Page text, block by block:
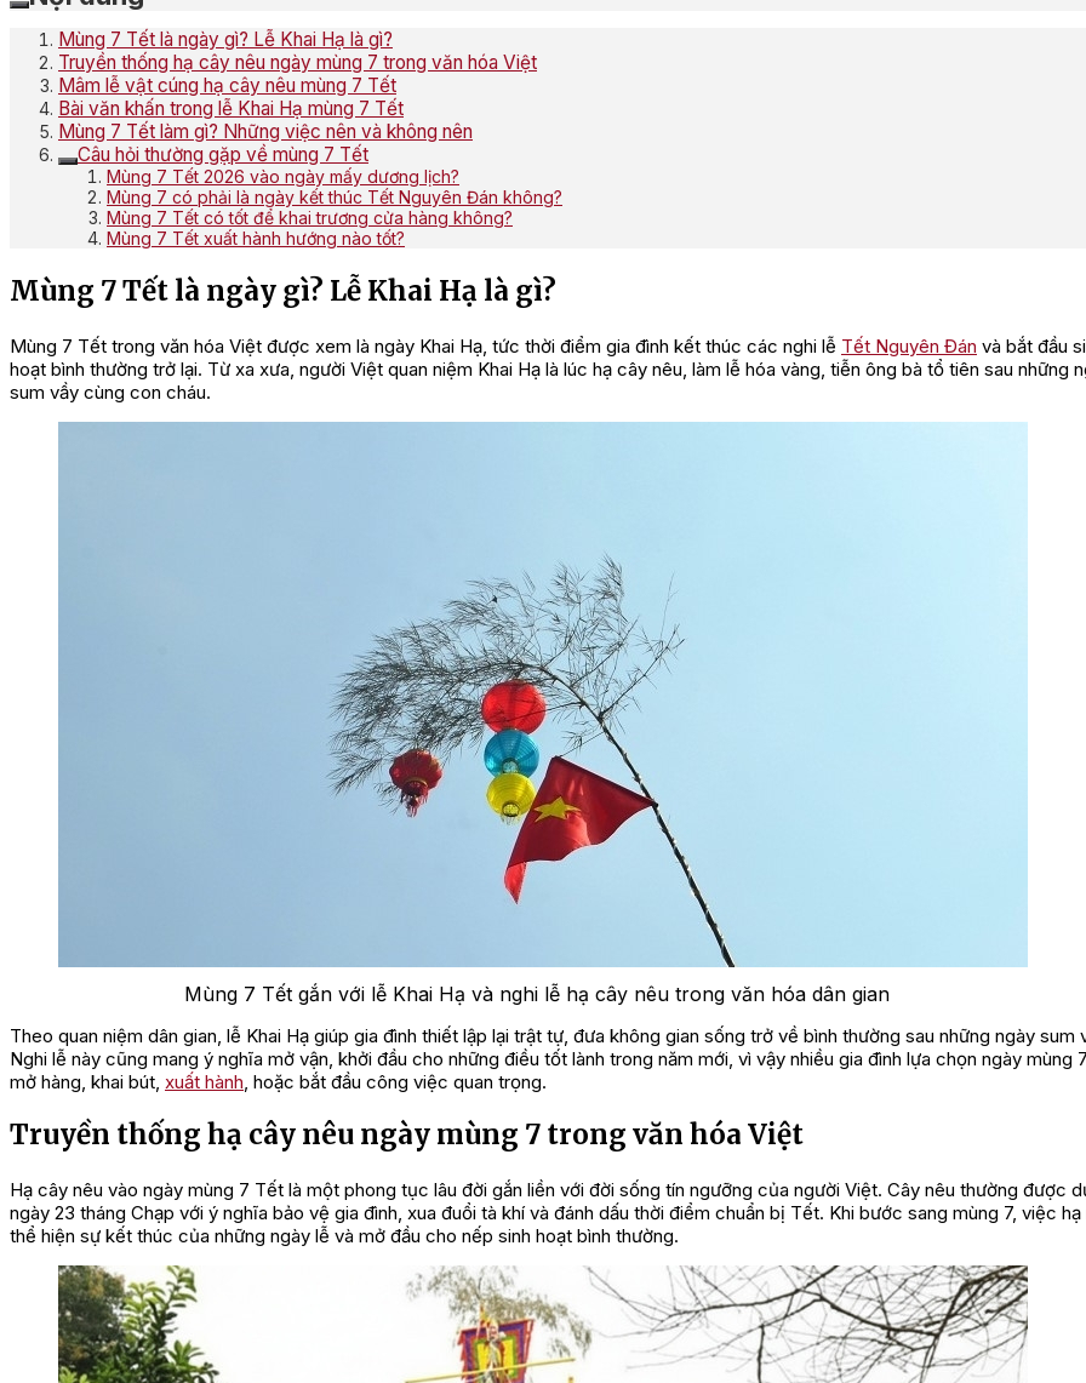
Mùng 7 Tết là ngày gì? Lễ Khai Hạ là gì?
Truyền thống hạ cây nêu ngày mùng 7 trong văn hóa Việt
Mâm lễ vật cúng hạ cây nêu mùng 7 Tết
Bài văn khấn trong lễ Khai Hạ mùng 7 Tết
Mùng 7 Tết làm gì? Những việc nên và không nên
Câu hỏi thường gặp về mùng 7 Tết
Mùng 7 Tết 2026 vào ngày mấy dương lịch?
Mùng 7 có phải là ngày kết thúc Tết Nguyên Đán không?
Mùng 7 Tết có tốt để khai trương cửa hàng không?
Mùng 7 Tết xuất hành hướng nào tốt?
Mùng 7 Tết là ngày gì? Lễ Khai Hạ là gì?
Mùng 7 Tết trong văn hóa Việt được xem là ngày Khai Hạ, tức thời điểm gia đình kết thúc các nghi lễ Tết Nguyên Đán và bắt đầu
hoạt bình thường trở lại. Từ xa xưa, người Việt quan niệm Khai Hạ là lúc hạ cây nêu, làm lễ hóa vàng, tiễn ông bà tổ tiên sau những
sum vầy cùng con cháu.
Mùng 7 Tết gắn với lễ Khai Hạ và nghi lễ hạ cây nêu trong văn hóa dân gian
Theo quan niệm dân gian, lễ Khai Hạ giúp gia đình thiết lập lại trật tự, đưa không gian sống trở về bình thường sau những ngày sum
Nghi lễ này cũng mang ý nghĩa mở vận, khởi đầu cho những điều tốt lành trong năm mới, vì vậy nhiều gia đình lựa chọn ngày mùng
mở hàng, khai bút, xuất hành , hoặc bắt đầu công việc quan trọng.
Truyền thống hạ cây nêu ngày mùng 7 trong văn hóa Việt
Hạ cây nêu vào ngày mùng 7 Tết là một phong tục lâu đời gắn liền với đời sống tín ngưỡng của người Việt. Cây nêu thường được
ngày 23 tháng Chạp với ý nghĩa bảo vệ gia đình, xua đuổi tà khí và đánh dấu thời điểm chuẩn bị Tết. Khi bước sang mùng 7, việc hạ
thể hiện sự kết thúc của những ngày lễ và mở đầu cho nếp sinh hoạt bình thường.